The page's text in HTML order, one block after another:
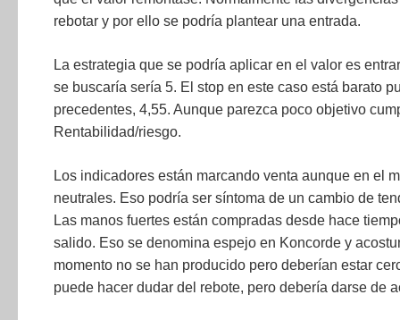
rebotar y por ello se podría plantear una entrada.
La estrategia que se podría aplicar en el valor es
se buscaría sería 5. El stop en este caso está barato
precedentes, 4,55. Aunque parezca poco objetivo
Rentabilidad/riesgo.
Los indicadores están marcando venta aunque en el
neutrales. Eso podría ser síntoma de un cambio de
Las manos fuertes están compradas desde hace
salido. Eso se denomina espejo en Koncorde y
momento no se han producido pero deberían estar
puede hacer dudar del rebote, pero debería darse de